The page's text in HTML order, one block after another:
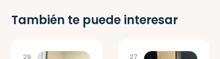
También te puede interesar
29
27